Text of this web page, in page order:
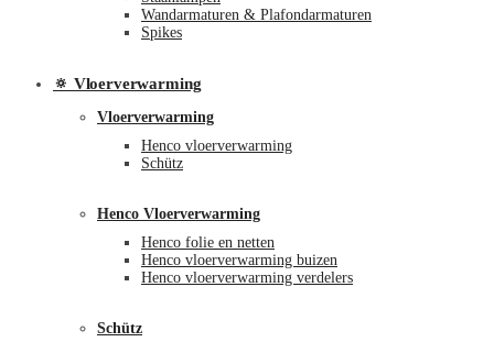
Wandarmaturen & Plafondarmaturen
Spikes
🔅 Vloerverwarming
Vloerverwarming
Henco vloerverwarming
Schütz
Henco Vloerverwarming
Henco folie en netten
Henco vloerverwarming buizen
Henco vloerverwarming verdelers
Schütz